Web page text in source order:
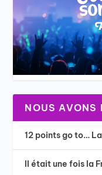
NOUS AVONS
12 points go to…
Il était une fois la